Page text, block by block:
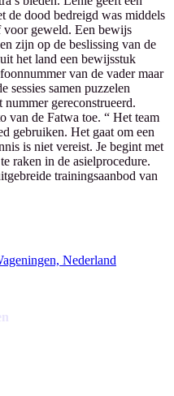
de dood bedreigd was middels
geweld. Een bewijs
zijn op de beslissing van de
het land een bewijsstuk
van de vader maar
sessies samen puzzelen
gereconstrueerd.
van de Fatwa toe. “ Het team
gebruiken. Het gaat om een
is niet vereist. Je begint met
raken in de asielprocedure.
trainingsaanbod van
Nederland